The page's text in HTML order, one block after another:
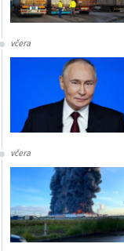
včera
včera